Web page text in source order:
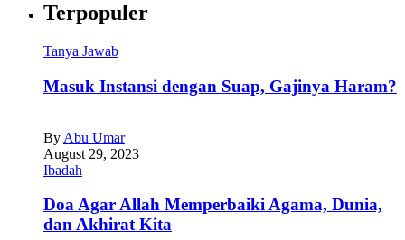
Terpopuler
Tanya Jawab
Masuk Instansi dengan Suap, Gajinya Haram?
By Abu Umar
August 29, 2023
Ibadah
Doa Agar Allah Memperbaiki Agama, Dunia,
dan Akhirat Kita